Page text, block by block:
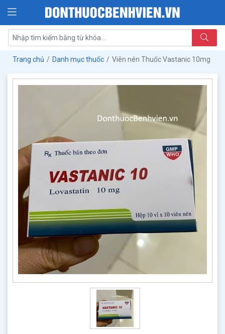
Trang chủ Danh mục thuốc Viên nén Thuốc Vastanic 10mg